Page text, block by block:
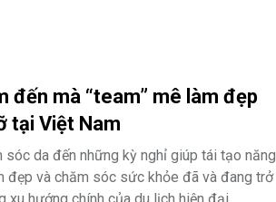
đến mà “team” mê làm đẹp
tại Việt Nam
sóc da đến những kỳ nghỉ giúp tái tạo năng
đẹp và chăm sóc sức khỏe đã và đang trở